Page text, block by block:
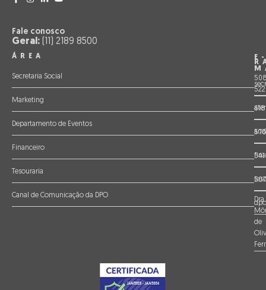
Fale conosco
Geral: (11) 2189 8500
ÁREA
Secretaria Social
Marketing
Departamento de Eventos
Financeiro
Tesouraria
Canal de Comunicação da DPO
522
618
578
541
507
Dra.
de